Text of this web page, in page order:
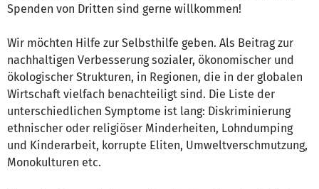
Spenden von Dritten sind gerne willkommen!
Wir möchten Hilfe zur Selbsthilfe geben. Als Beitrag zur
nachhaltigen Verbesserung sozialer, ökonomischer und
ökologischer Strukturen, in Regionen, die in der globalen
Wirtschaft vielfach benachteiligt sind. Die Liste der
unterschiedlichen Symptome ist lang: Diskriminierung
ethnischer oder religiöser Minderheiten, Lohndumping
und Kinderarbeit, korrupte Eliten, Umweltverschmutzung,
Monokulturen etc.